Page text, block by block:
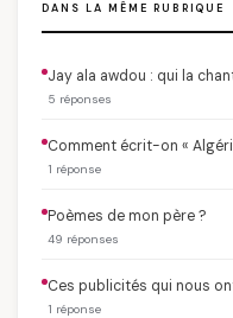
DANS LA MÊME RUBRIQUE
Jay ala awdou : qui la
5 réponses
Comment écrit-on «
1 réponse
Poèmes de mon père ?
49 réponses
Ces publicités qui nous
1 réponse